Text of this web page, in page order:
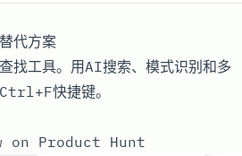
代方案
找工具。用AI搜索、模式识别和多
快捷键。
on Product Hunt